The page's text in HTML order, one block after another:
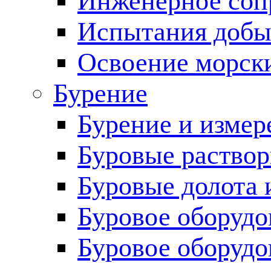
Испытания
Освоение
Бурение
Бурение и
Буровые
Буровые долота
Буровое
Буровое